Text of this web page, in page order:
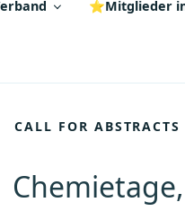
⭐Mitglieder
CALL FOR ABSTRACTS